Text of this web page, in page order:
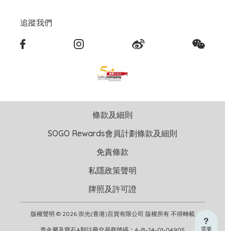
需要
追蹤我們
版權聲明 © 2026 崇光(香港)百貨有限公司 版權所有 不得轉載
條款及細則
SOGO Rewards會員計劃條款及細則
免責條款
私隱政策聲明
牌照及許可證